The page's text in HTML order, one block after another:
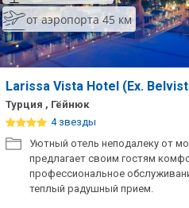
от аэропорта 45 км
Larissa Vista Hotel (Ex.
Турция , Гёйнюк
4 звезды
Уютный отель неподалеку от
предлагает своим гостям
профессиональное
теплый радушный прием.